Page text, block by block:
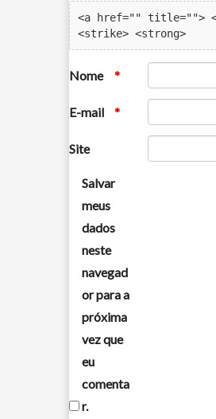
<a href="" title="">
<strike> <strong>
Nome *
E-mail *
Site
Salvar
meus
dados
neste
navegad
or para a
próxima
vez que
eu
comenta
r.